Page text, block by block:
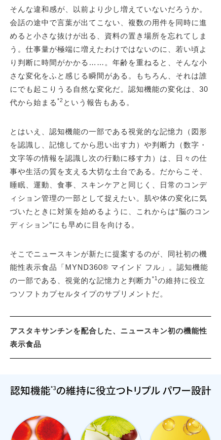
そんな違和感が、以前より少し増えていないだろうか。
会話の途中で言葉が出てこない、複数の用件を同時に進
めると小さな抜けが出る、資料の置き場所を忘れてしま
う。仕事量が極端に増えたわけではないのに、若い頃よ
り判断に時間がかかる……。年齢を重ねると、そんな小
さな変化をふと感じる瞬間がある。もちろん、それは誰
にでも起こりうる自然な変化だ。認知機能の変化は、30
代から始まる *2 という報告もある。
とはいえ、認知機能の一部である視覚的な記憶力（図形
を認識し、記憶してから思い出す力）や判断力（数字・
文字等の情報を認識し次の行動に移す力）は、日々の仕
事や生活の質を支える大切な土台である。だからこそ、
睡眠、運動、食事、スキンケアと同じく、日常のコンデ
ィション管理の一部として捉えたい。肌や体の変化に気
づいたときに対策を始めるように、これからは“脳のコン
ディション”にも早めに目を向ける。
そこでニュースキンが新たに提案するのが、同社初の機
能性表示食品「MYND360® マインド フル」。認知機能
の一部である、視覚的な記憶力と判断力 *1 の維持に役立
つソフトカプセルタイプのサプリメントだ。
アスタキサンチンを配合した、ニュースキン初の機能性
表示食品